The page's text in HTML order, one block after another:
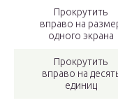
Прокрутить
вправо на
одного экрана
Прокрутить
вправо на
единиц